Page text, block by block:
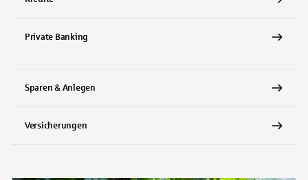
Private Banking
Sparen & Anlegen
Versicherungen